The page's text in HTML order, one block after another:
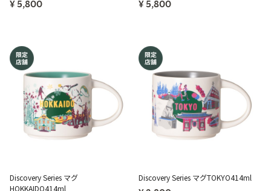
¥ 5,800 ¥ 5,800
Discovery Series マグ
HOKKAIDO414ml
Discovery Series マグTOKYO414ml